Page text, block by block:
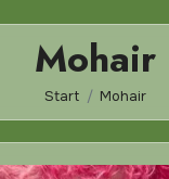
Mohair
Start Mohair